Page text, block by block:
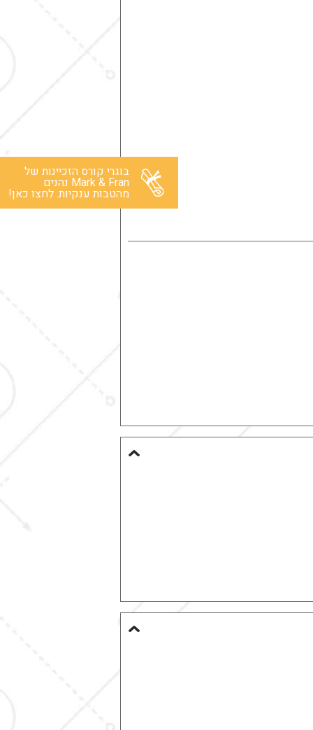
בוגרי קורס הזכיינות של
Mark & Fran נהנים
מהטבות ענקיות. לחצו כאן!